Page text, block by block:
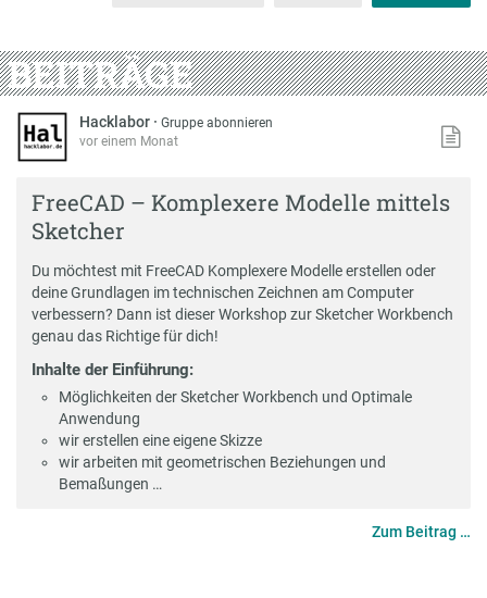
BEITRÄGE
Hacklabor ·Gruppe abonnieren
vor einem Monat
FreeCAD – Komplexere Modelle mittels
Sketcher
Du möchtest mit FreeCAD Komplexere Modelle erstellen oder
deine Grundlagen im technischen Zeichnen am Computer
verbessern? Dann ist dieser Workshop zur Sketcher Workbench
genau das Richtige für dich!
Inhalte der Einführung:
Möglichkeiten der Sketcher Workbench und Optimale
Anwendung
wir erstellen eine eigene Skizze
wir arbeiten mit geometrischen Beziehungen und
Bemaßungen …
Zum Beitrag …